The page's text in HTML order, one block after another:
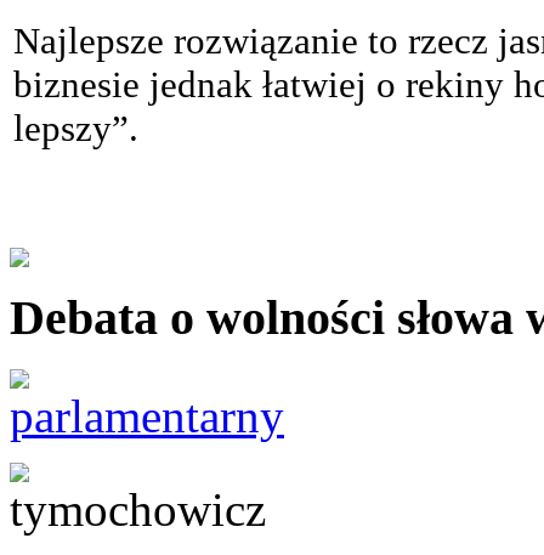
Najlepsze rozwiązanie to rzecz
biznesie jednak łatwiej o rekiny
lepszy”.
Debata o wolności słowa